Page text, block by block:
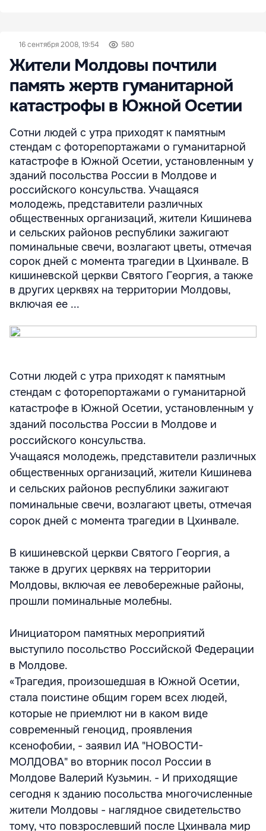
16 сентября 2008, 19:54 580
Жители Молдовы почтили
память жертв гуманитарной
катастрофы в Южной Осетии
Сотни людей с утра приходят к памятным
стендам с фоторепортажами о гуманитарной
катастрофе в Южной Осетии, установленным у
зданий посольства России в Молдове и
российского консульства. Учащаяся
молодежь, представители различных
общественных организаций, жители Кишинева
и сельских районов республики зажигают
поминальные свечи, возлагают цветы, отмечая
сорок дней с момента трагедии в Цхинвале. В
кишиневской церкви Святого Георгия, а также
в других церквях на территории Молдовы,
включая ее ...
Сотни людей с утра приходят к памятным
стендам с фоторепортажами о гуманитарной
катастрофе в Южной Осетии, установленным у
зданий посольства России в Молдове и
российского консульства.
Учащаяся молодежь, представители различных
общественных организаций, жители Кишинева
и сельских районов республики зажигают
поминальные свечи, возлагают цветы, отмечая
сорок дней с момента трагедии в Цхинвале.
В кишиневской церкви Святого Георгия, а
также в других церквях на территории
Молдовы, включая ее левобережные районы,
прошли поминальные молебны.
Инициатором памятных мероприятий
выступило посольство Российской Федерации
в Молдове.
«Трагедия, произошедшая в Южной Осетии,
стала поистине общим горем всех людей,
которые не приемлют ни в каком виде
современный геноцид, проявления
ксенофобии, - заявил ИА "НОВОСТИ-
МОЛДОВА" во вторник посол России в
Молдове Валерий Кузьмин. - И приходящие
сегодня к зданию посольства многочисленные
жители Молдовы - наглядное свидетельство
тому, что повзрослевший после Цхинвала мир